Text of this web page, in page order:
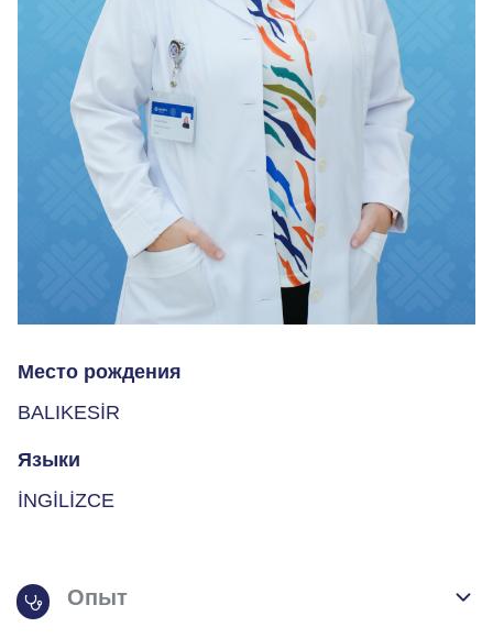
Место рождения
BALIKESİR
Языки
İNGİLİZCE
Опыт